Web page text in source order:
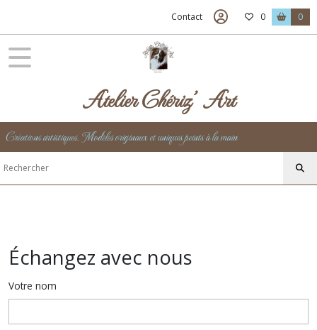
Contact 0 0
Atelier Chériz' Art
Créations artistiques, Modèles originaux et uniques peints à la main
Échangez avec nous
Votre nom